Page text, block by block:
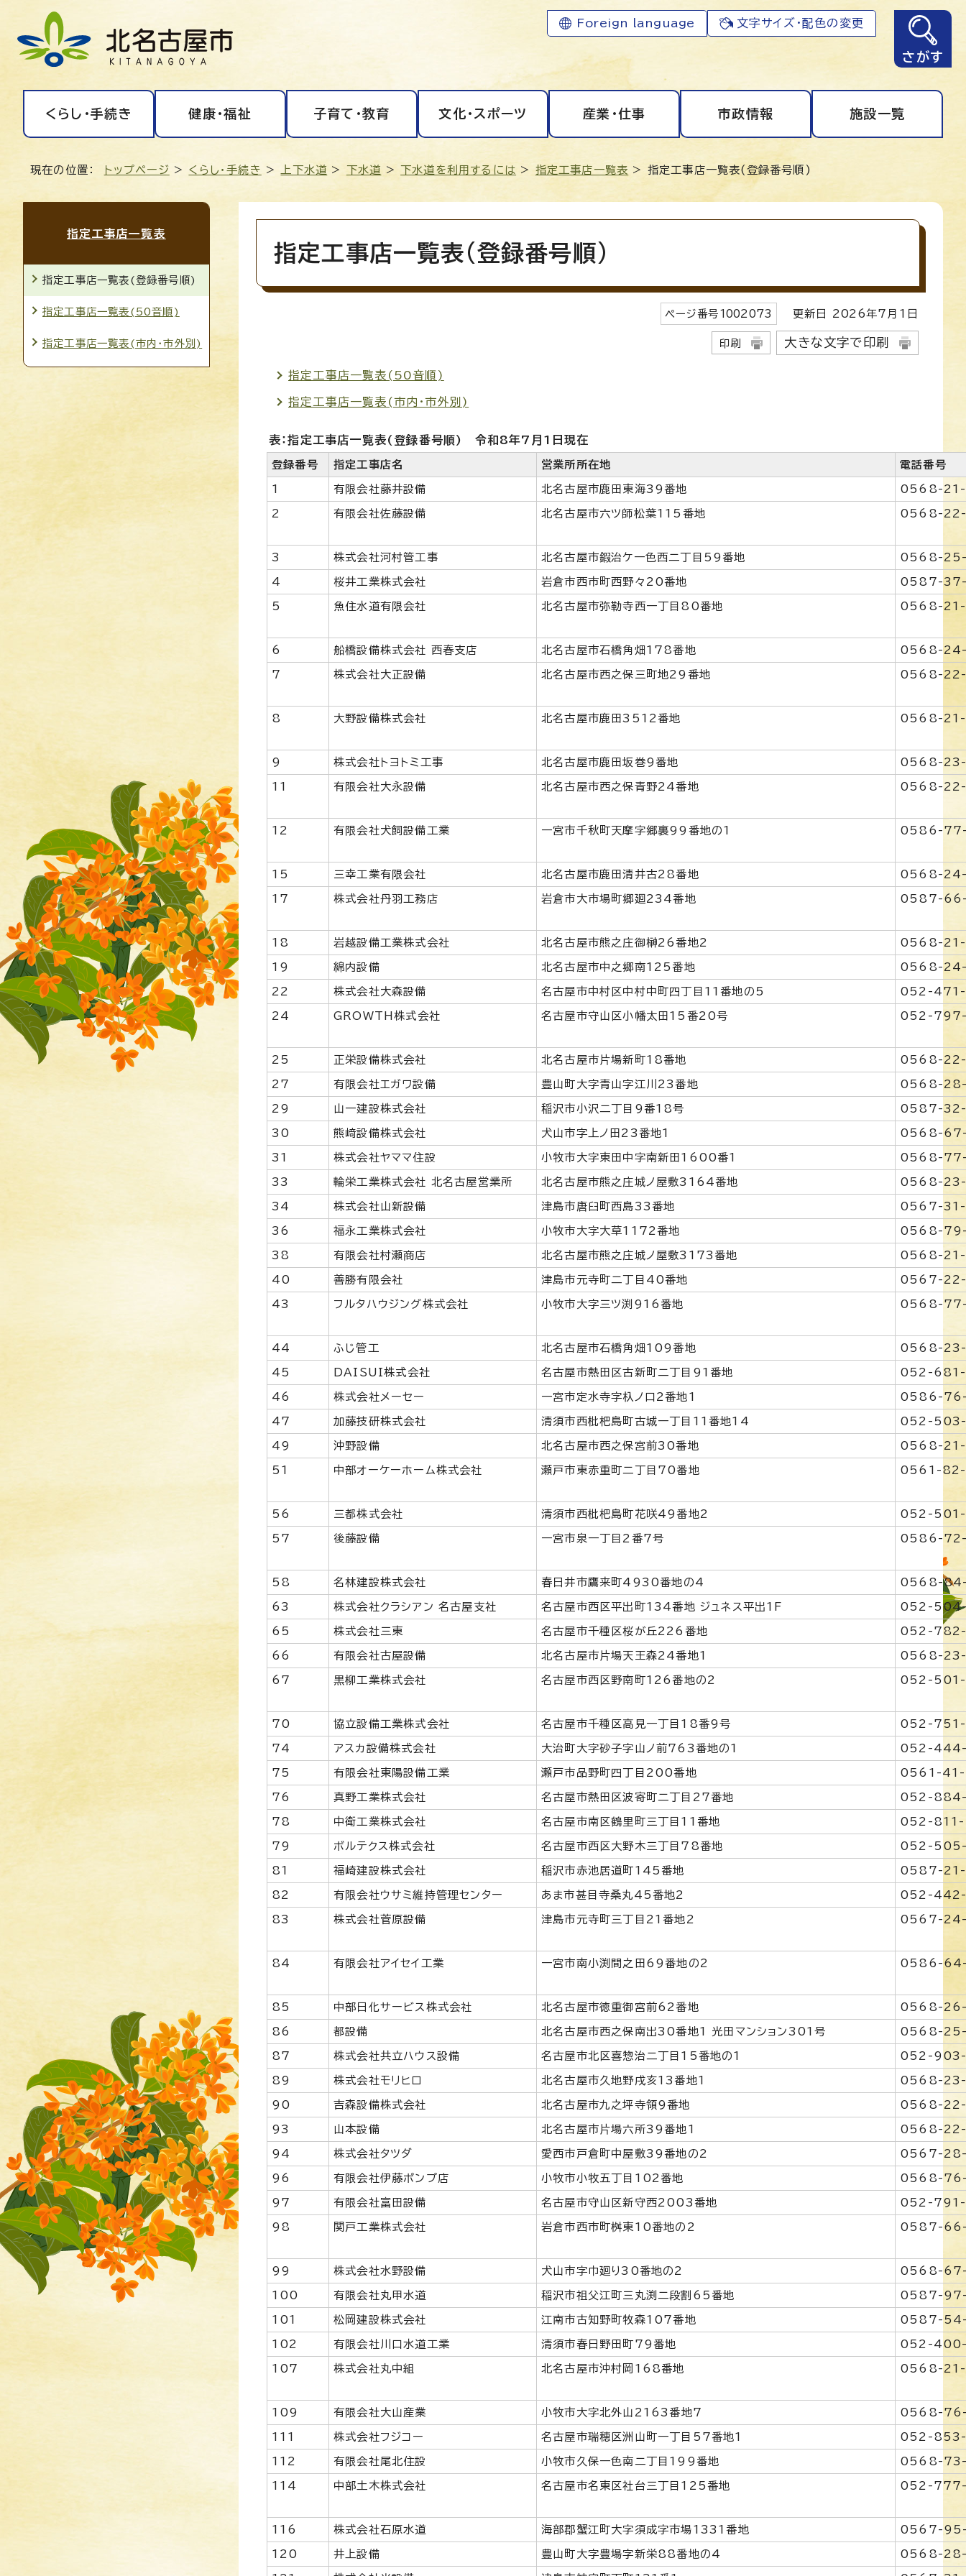
Foreign language 文字サイズ・配色の変更
さがす
くらし・手続き 健康・福祉 子育て・教育 文化・スポーツ 産業・仕事 市政情報 施設一覧
現在の位置： トップページ > くらし・手続き > 上下水道 > 下水道 >下水道を利用するには > 指定工事店一覧表 > 指定工事店一覧表(登録番号順)
指定工事店一覧表(登録番号順)
ページ番号 1002073 更新日 2026年7月1日
印刷 大きな文字で印刷
指定工事店一覧表(50音順)
指定工事店一覧表(市内・市外別)
表：指定工事店一覧表(登録番号順) 令和8年7月1日現在
登録番号 指定工事店名 営業所所在地 電話番号
1 有限会社藤井設備 北名古屋市鹿田東海39番地 0568-
2 有限会社佐藤設備 北名古屋市六ツ師松葉115番地 0568-
3 株式会社河村管工事 北名古屋市鍜治ケ一色西二丁目59番地 0568-
4 桜井工業株式会社 岩倉市西市町西野々20番地 0587-
5 魚住水道有限会社 北名古屋市弥勒寺西一丁目80番地 0568-
6 船橋設備株式会社 西春支店 北名古屋市石橋角畑178番地 0568-
7 株式会社大正設備 北名古屋市西之保三町地29番地 0568-
8 大野設備株式会社 北名古屋市鹿田3512番地 0568-
9 株式会社トヨトミ工事 北名古屋市鹿田坂巻9番地 0568-
11 有限会社大永設備 北名古屋市西之保青野24番地 0568-
12 有限会社犬飼設備工業 一宮市千秋町天摩字郷裏99番地の1 0586-
15 三幸工業有限会社 北名古屋市鹿田清井古28番地 0568-
17 株式会社丹羽工務店 岩倉市大市場町郷廻234番地 0587-
18 岩越設備工業株式会社 北名古屋市熊之庄御榊26番地2 0568-
19 綿内設備 北名古屋市中之郷南125番地 0568-
22 株式会社大森設備 名古屋市中村区中村中町四丁目11番地の5 052-
24 GROWTH株式会社 名古屋市守山区小幡太田15番20号 052-
25 正栄設備株式会社 北名古屋市片場新町18番地 0568-
27 有限会社エガワ設備 豊山町大字青山字江川23番地 0568-
29 山一建設株式会社 稲沢市小沢二丁目9番18号 0587-
30 熊﨑設備株式会社 犬山市字上ノ田23番地1 0568-
31 株式会社ヤママ住設 小牧市大字東田中字南新田1600番1 0568-
33 輪栄工業株式会社 北名古屋営業所 北名古屋市熊之庄城ノ屋敷3164番地 0568-
34 株式会社山新設備 津島市唐臼町西島33番地 0567-
36 福永工業株式会社 小牧市大字大草1172番地 0568-
38 有限会社村瀬商店 北名古屋市熊之庄城ノ屋敷3173番地 0568-
40 善勝有限会社 津島市元寺町二丁目40番地 0567-
43 フルタハウジング株式会社 小牧市大字三ツ渕916番地 0568-
44 ふじ管工 北名古屋市石橋角畑109番地 0568-
45 DAISUI株式会社 名古屋市熱田区古新町二丁目91番地 052-
46 株式会社メーセー 一宮市定水寺字杁ノ口2番地1 0586-
47 加藤技研株式会社 清須市西枇杷島町古城一丁目11番地14 052-
49 沖野設備 北名古屋市西之保宮前30番地 0568-
51 中部オーケーホーム株式会社 瀬戸市東赤重町二丁目70番地 0561-
56 三都株式会社 清須市西枇杷島町花咲49番地2 052-
57 後藤設備 一宮市泉一丁目2番7号 0586-
58 名林建設株式会社 春日井市鷹来町4930番地の4 0568-
63 株式会社クラシアン 名古屋支社 名古屋市西区平出町134番地 ジュネス平出1F 052-
65 株式会社三東 名古屋市千種区桜が丘226番地 052-
66 有限会社古屋設備 北名古屋市片場天王森24番地1 0568-
67 黒柳工業株式会社 名古屋市西区野南町126番地の2 052-
70 協立設備工業株式会社 名古屋市千種区高見一丁目18番9号 052-
74 アスカ設備株式会社 大治町大字砂子字山ノ前763番地の1 052-
75 有限会社東陽設備工業 瀬戸市品野町四丁目200番地 0561-
76 真野工業株式会社 名古屋市熱田区波寄町二丁目27番地 052-
78 中衛工業株式会社 名古屋市南区鶴里町三丁目11番地 052-811-
79 ボルテクス株式会社 名古屋市西区大野木三丁目78番地 052-
81 福崎建設株式会社 稲沢市赤池居道町145番地 0587-
82 有限会社ウサミ維持管理センター あま市甚目寺桑丸45番地2 052-
83 株式会社菅原設備 津島市元寺町三丁目21番地2 0567-
84 有限会社アイセイ工業 一宮市南小渕間之田69番地の2 0586-
85 中部日化サービス株式会社 北名古屋市徳重御宮前62番地 0568-
86 都設備 北名古屋市西之保南出30番地1 光田マンション301号 0568-
87 株式会社共立ハウス設備 名古屋市北区喜惣治二丁目15番地の1 052-
89 株式会社モリヒロ 北名古屋市久地野戌亥13番地1 0568-
90 吉森設備株式会社 北名古屋市九之坪寺領9番地 0568-
93 山本設備 北名古屋市片場六所39番地1 0568-
94 株式会社タツダ 愛西市戸倉町中屋敷39番地の2 0567-
96 有限会社伊藤ポンプ店 小牧市小牧五丁目102番地 0568-
97 有限会社富田設備 名古屋市守山区新守西2003番地 052-
98 関戸工業株式会社 岩倉市西市町桝東10番地の2 0587-
99 株式会社水野設備 犬山市字巾廻り30番地の2 0568-
100 有限会社丸甲水道 稲沢市祖父江町三丸渕二段割65番地 0587-
101 松岡建設株式会社 江南市古知野町牧森107番地 0587-
102 有限会社川口水道工業 清須市春日野田町79番地 052-
107 株式会社丸中組 北名古屋市沖村岡168番地 0568-
109 有限会社大山産業 小牧市大字北外山2163番地7 0568-
111 株式会社フジコー 名古屋市瑞穂区洲山町一丁目57番地1 052-
112 有限会社尾北住設 小牧市久保一色南二丁目199番地 0568-
114 中部土木株式会社 名古屋市名東区社台三丁目125番地 052-
116 株式会社石原水道 海部郡蟹江町大字須成字市場1331番地 0567-
120 井上設備 豊山町大字豊場字新栄88番地の4 0568-
指定工事店一覧表
指定工事店一覧表(登録番号順)
指定工事店一覧表(50音順)
指定工事店一覧表(市内・市外別)